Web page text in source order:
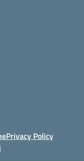
Privacy Policy